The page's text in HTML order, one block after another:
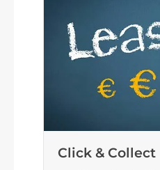
Click & Collect